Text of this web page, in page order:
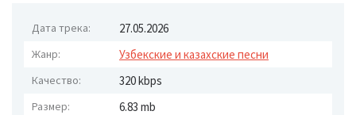
Дата трека: 27.05.2026
Жанр: Узбекские и казахские песни
Качество: 320 kbps
Размер: 6.83 mb